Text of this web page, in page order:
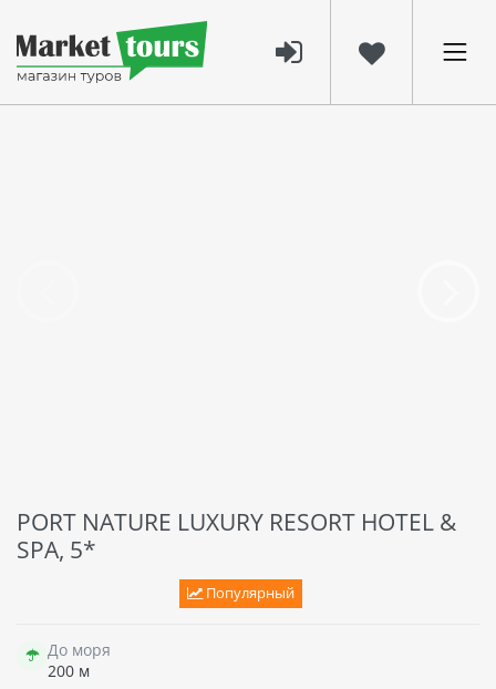
PORT NATURE LUXURY RESORT HOTEL &
SPA, 5*
Популярный
До моря
200 м